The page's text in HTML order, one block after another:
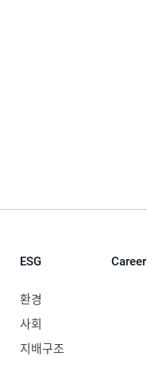
ESG
환경
사회
지배구조
Career